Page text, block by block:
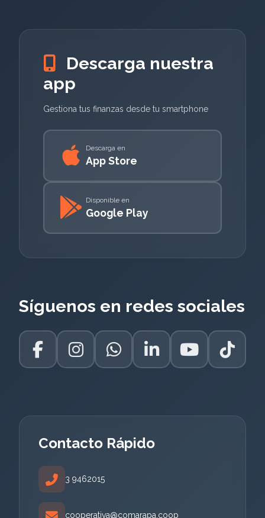
Descarga nuestra
app
Gestiona tus finanzas desde tu smartphone
Descarga en
App Store
Disponible en
Google Play
Síguenos en redes sociales
Contacto Rápido
3 9462015
cooperativa@comarapa.coop